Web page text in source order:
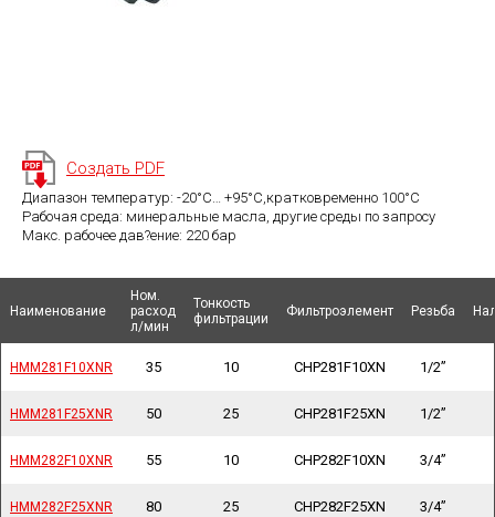
Создать PDF
Диапазон температур: -20°C… +95°C,кратковременно 100°C
Рабочая среда: минеральные масла, другие среды по запросу
Макс. рабочее дав?ение: 220 бар
Наименование
Ном.
расход
л/мин
Тонкость
фильтрации
Фильтроэлемент Резьба
HMM281F10XNR 35 10 CHP281F10XN 1/2”
HMM281F25XNR 50 25 CHP281F25XN 1/2”
HMM282F10XNR 55 10 CHP282F10XN 3/4”
HMM282F25XNR 80 25 CHP282F25XN 3/4”
Наименование
HMM281F10XNR
HMM281F25XNR
HMM282F10XNR
HMM282F25XNR
Наименование
Наименование
Ном.
расход
л/мин
Тонкость
фильтрации
Фильтроэлемент Резьба